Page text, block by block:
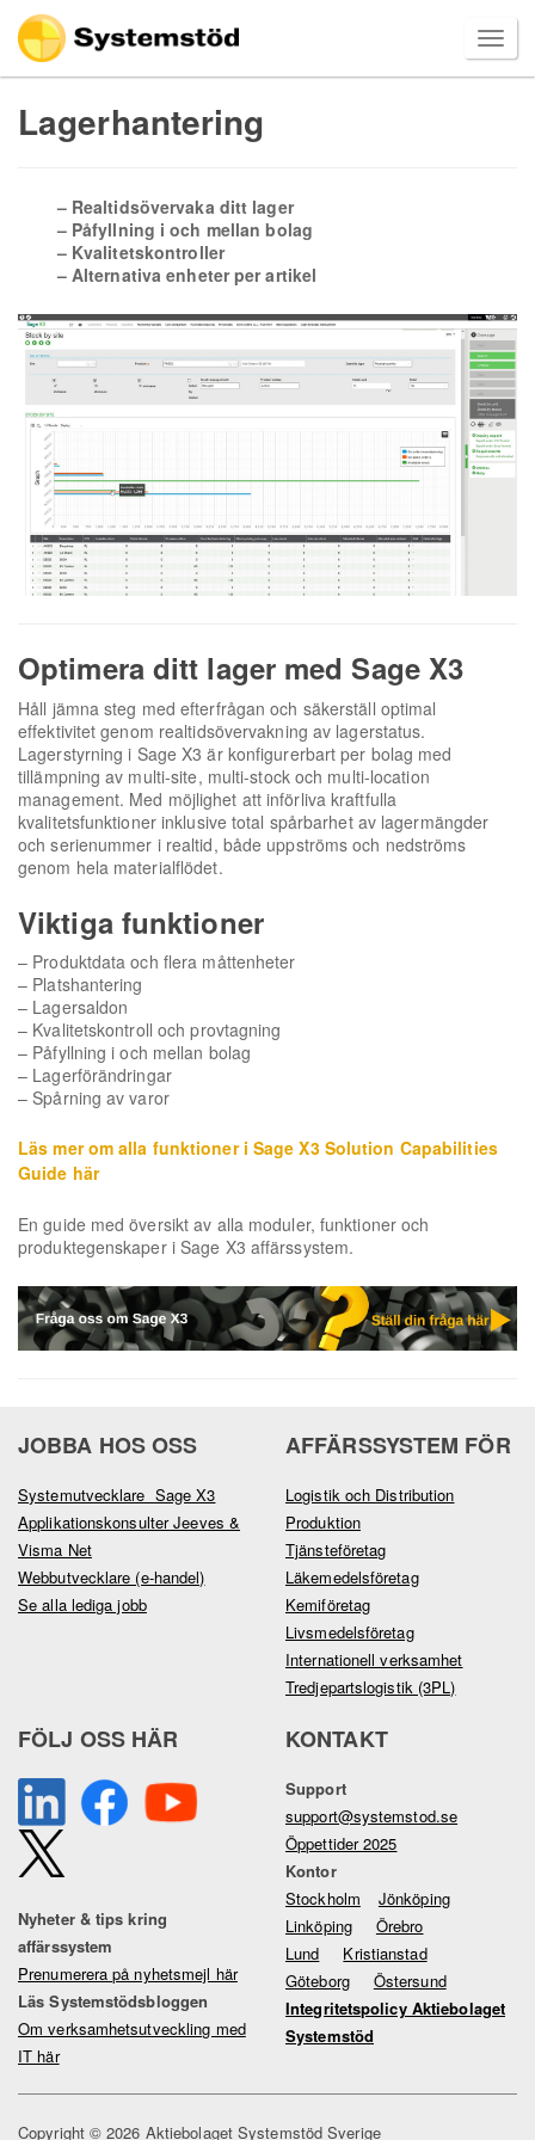
Lagerhantering
– Realtidsövervaka ditt lager
– Påfyllning i och mellan bolag
– Kvalitetskontroller
– Alternativa enheter per artikel
Optimera ditt lager med Sage X3
Håll jämna steg med efterfrågan och säkerställ optimal
effektivitet genom realtidsövervakning av lagerstatus.
Lagerstyrning i Sage X3 är konfigurerbart per bolag med
tillämpning av multi-site, multi-stock och multi-location
management. Med möjlighet att införliva kraftfulla
kvalitetsfunktioner inklusive total spårbarhet av lagermängder
och serienummer i realtid, både uppströms och nedströms
genom hela materialflödet.
Viktiga funktioner
– Produktdata och flera måttenheter
– Platshantering
– Lagersaldon
– Kvalitetskontroll och provtagning
– Påfyllning i och mellan bolag
– Lagerförändringar
– Spårning av varor
Läs mer om alla funktioner i Sage X3 Solution Capabilities
Guide här
En guide med översikt av alla moduler, funktioner och
produktegenskaper i Sage X3 affärssystem.
JOBBA HOS OSS
Systemutvecklare Sage X3
Applikationskonsulter Jeeves &
Visma Net
Webbutvecklare (e-handel)
Se alla lediga jobb
AFFÄRSSYSTEM FÖR
Logistik och Distribution
Produktion
Tjänsteföretag
Läkemedelsföretag
Kemiföretag
Livsmedelsföretag
Internationell verksamhet
Tredjepartslogistik (3PL)
FÖLJ OSS HÄR
Nyheter & tips kring
affärssystem
Prenumerera på nyhetsmejl här
Läs Systemstödsbloggen
Om verksamhetsutveckling med
IT här
KONTAKT
Support
support@systemstod.se
Öppettider 2025
Kontor
Stockholm
Jönköping
Linköping
Örebro
Lund
Kristianstad
Göteborg
Östersund
Integritetspolicy Aktiebolaget
Systemstöd
Copyright © 2026 Aktiebolaget Systemstöd Sverige